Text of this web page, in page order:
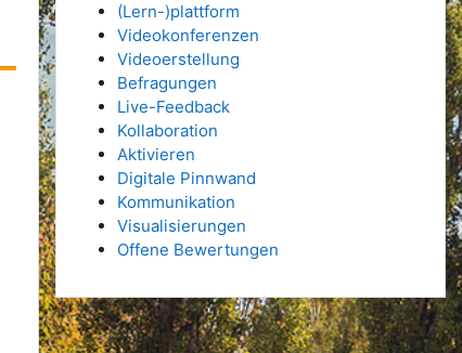
(Lern-)plattform
Videokonferenzen
Videoerstellung
Befragungen
Live-Feedback
Kollaboration
Aktivieren
Digitale Pinnwand
Kommunikation
Visualisierungen
Offene Bewertungen